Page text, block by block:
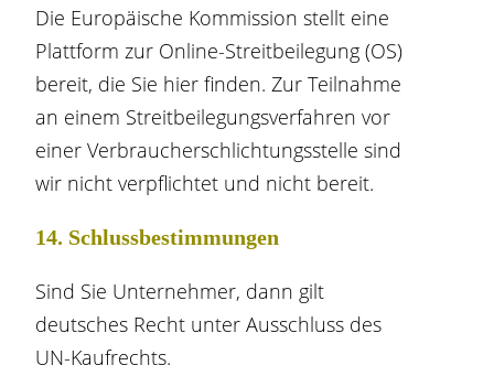
Die Europäische Kommission stellt eine
Plattform zur Online-Streitbeilegung (OS)
bereit, die Sie hier finden. Zur Teilnahme
an einem Streitbeilegungsverfahren vor
einer Verbraucherschlichtungsstelle sind
wir nicht verpflichtet und nicht bereit.
14. Schlussbestimmungen
Sind Sie Unternehmer, dann gilt
deutsches Recht unter Ausschluss des
UN-Kaufrechts.